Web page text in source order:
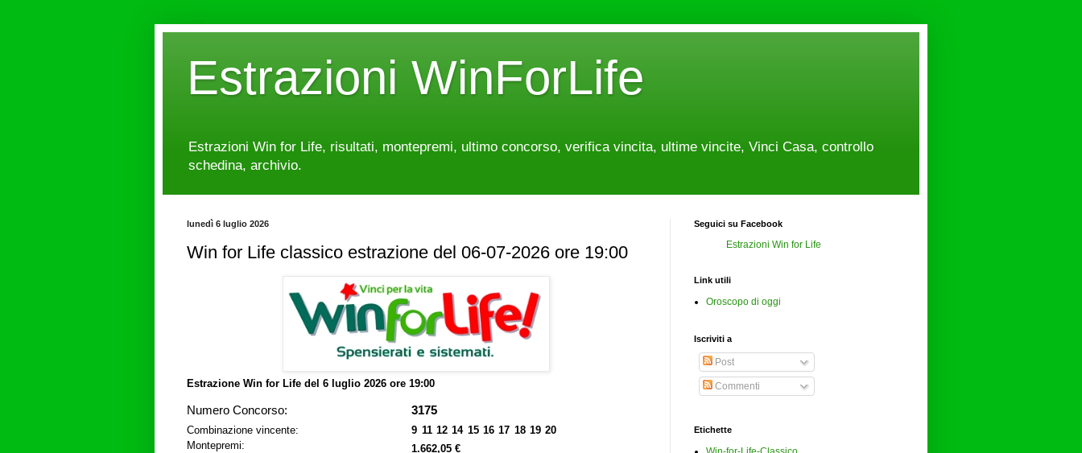
Estrazioni WinForLife
Estrazioni Win for Life, risultati, montepremi, ultimo concorso, verifica vincita, ultime vincite, Vinci Casa, controllo
schedina, archivio.
lunedì 6 luglio 2026
Win for Life classico estrazione del 06-07-2026 ore 19:00
Estrazione Win for Life del 6 luglio 2026 ore 19:00
Numero Concorso: 3175
Combinazione vincente:
9 11 12 14 15 16 17 18 19 20
Montepremi:
1.662,05 €
Seguici su Facebook
Estrazioni Win for Life
Link utili
Oroscopo di oggi
Iscriviti a
Post
Commenti
Etichette